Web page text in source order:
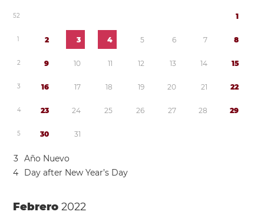
52 1
1 2 3 4 5 6 7 8
2 9 10 11 12 13 14 15
3 16 17 18 19 20 21 22
4 23 24 25 26 27 28 29
5 30 31
3 Año Nuevo
4
Day after New Year’s Day
Febrero2022